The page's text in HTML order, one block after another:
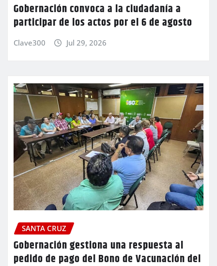
Gobernación convoca a la ciudadanía a
participar de los actos por el 6 de agosto
Clave300 Jul 29, 2026
SANTA CRUZ
Gobernación gestiona una respuesta al
pedido de pago del Bono de Vacunación del